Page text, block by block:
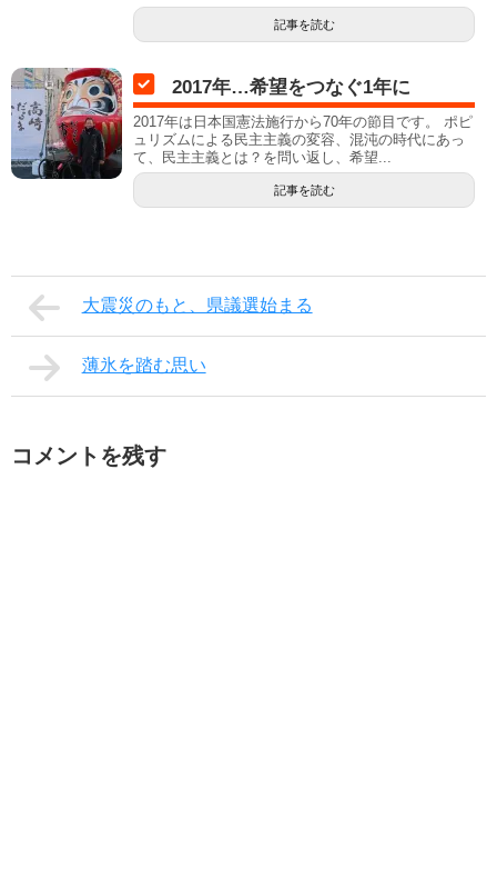
記事を読む
2017年…希望をつなぐ1年に
2017年は日本国憲法施行から70年の節目です。 ポピ
ュリズムによる民主主義の変容、混沌の時代にあっ
て、民主主義とは？を問い返し、希望...
記事を読む
大震災のもと、県議選始まる
薄氷を踏む思い
コメントを残す